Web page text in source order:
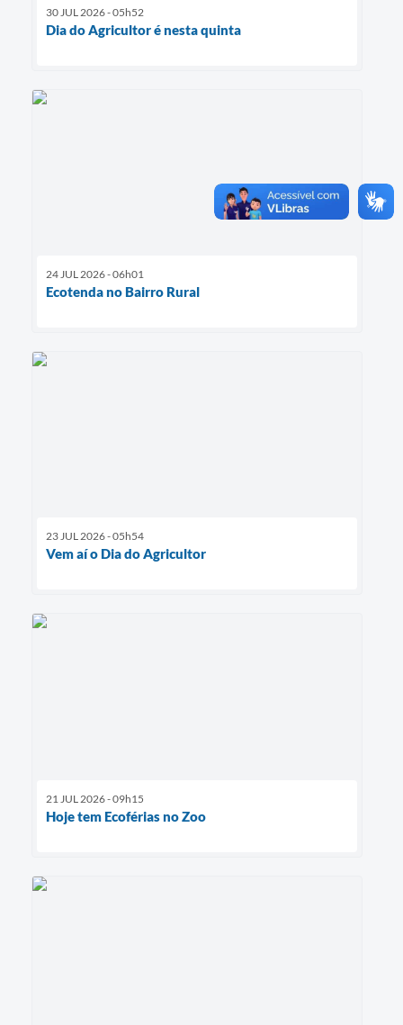
30 JUL 2026 - 05h52
Dia do Agricultor é nesta quinta
24 JUL 2026 - 06h01
Ecotenda no Bairro Rural
23 JUL 2026 - 05h54
Vem aí o Dia do Agricultor
21 JUL 2026 - 09h15
Hoje tem Ecoférias no Zoo